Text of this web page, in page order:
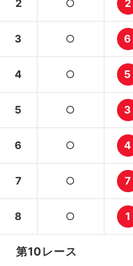
2 ○ 2
3 ○ 6
4 ○ 5
5 ○ 3
6 ○ 4
7 ○ 7
8 ○ 1
第10レース